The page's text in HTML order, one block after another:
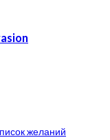
желаний